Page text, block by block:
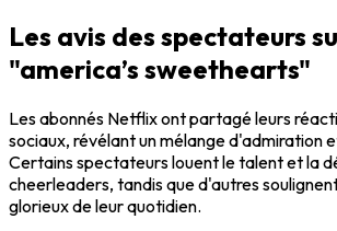
Les avis des spectateurs
"america’s sweethearts"
Les abonnés Netflix ont partagé leurs
sociaux, révélant un mélange d'admiration
Certains spectateurs louent le talent et la
cheerleaders, tandis que d'autres
glorieux de leur quotidien.